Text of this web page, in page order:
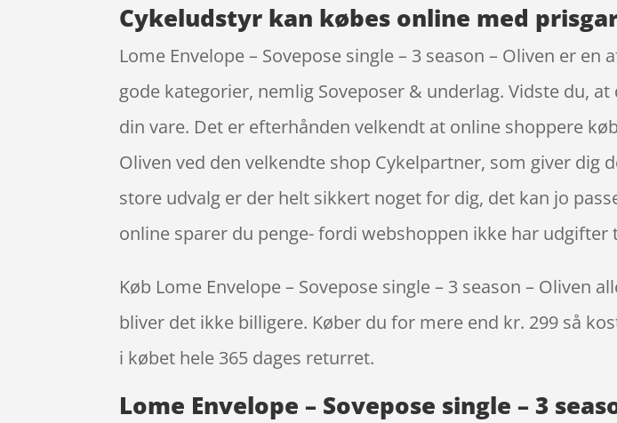
Cykeludstyr kan købes online med
Lome Envelope – Sovepose single – 3 season – Oliven er
gode kategorier, nemlig Soveposer & underlag. Vidste du,
din vare. Det er efterhånden velkendt at online shoppere
Oliven ved den velkendte shop Cykelpartner, som giver dig
store udvalg er der helt sikkert noget for dig, det kan jo
online sparer du penge- fordi webshoppen ikke har udgifter
Køb Lome Envelope – Sovepose single – 3 season – Oliven
bliver det ikke billigere. Køber du for mere end kr. 299 så
i købet hele 365 dages returret.
Lome Envelope – Sovepose single – 3